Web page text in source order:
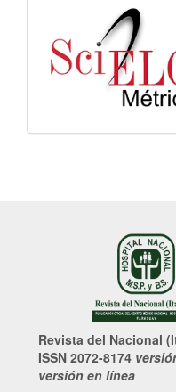
Revista del Nacional
ISSN 2072-8174
versión en línea